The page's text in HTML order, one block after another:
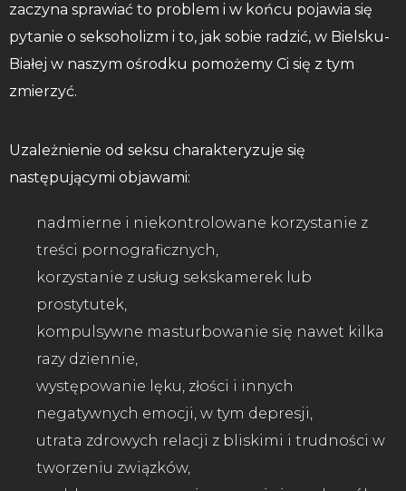
zaczyna sprawiać to problem i w końcu pojawia się
pytanie o seksoholizm i to, jak sobie radzić, w Bielsku-
Białej w naszym ośrodku pomożemy Ci się z tym
zmierzyć.
Uzależnienie od seksu charakteryzuje się
następującymi objawami:
nadmierne i niekontrolowane korzystanie z
treści pornograficznych,
korzystanie z usług sekskamerek lub
prostytutek,
kompulsywne masturbowanie się nawet kilka
razy dziennie,
występowanie lęku, złości i innych
negatywnych emocji, w tym depresji,
utrata zdrowych relacji z bliskimi i trudności w
tworzeniu związków,